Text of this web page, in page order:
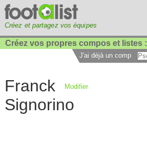
Créez et partagez vos équipes
Créez vos propres compos et listes :
J'ai déjà un compte :
Franck
Signorino
Modifier